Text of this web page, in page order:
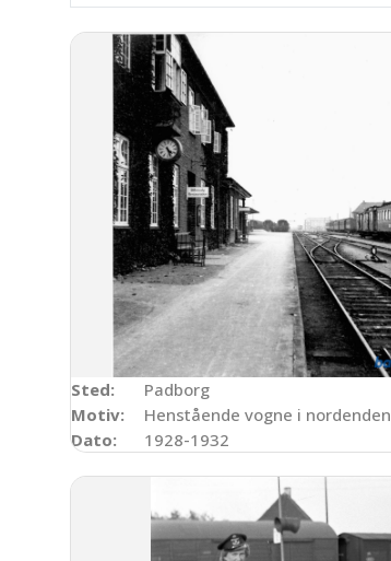
Sted:
Padborg
Motiv:
Henstående vogne i nordenden
Dato:
1928-1932